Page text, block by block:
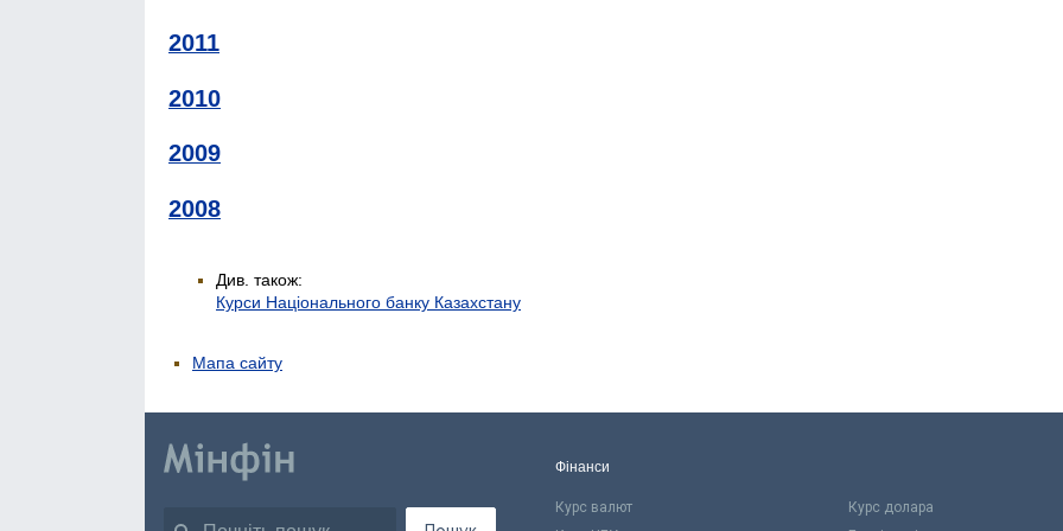
2011
2010
2009
2008
Див. також:
Курси Національного банку Казахстану
Мапа сайту
Фінанси
Курс валют Курс долара